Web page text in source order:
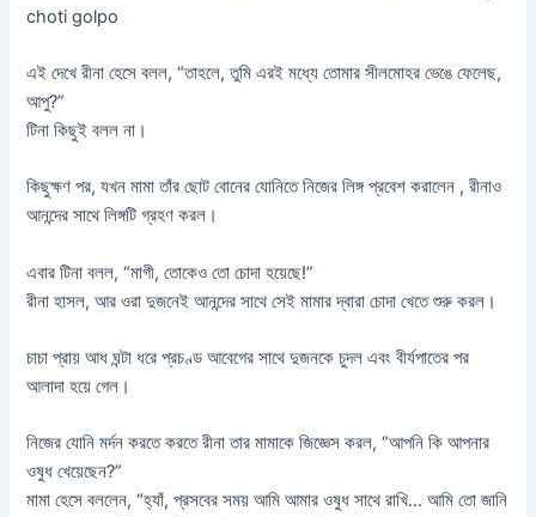
choti golpo
এই দেখে রীনা হেসে বলল, “তাহলে, তুমি এরই মধ্যে তোমার সীলমোহর ভেঙে ফেলেছ,
আপু?”
টিনা কিছুই বলল না।
কিছুক্ষণ পর, যখন মামা তাঁর ছোট বোনের যোনিতে নিজের লিঙ্গ প্রবেশ করালেন , রীনাও
আনন্দের সাথে লিঙ্গটি গ্রহণ করল।
এবার টিনা বলল, “মাগী, তোকেও তো চোদা হয়েছে!”
রীনা হাসল, আর ওরা দুজনেই আনন্দের সাথে সেই মামার দ্বারা চোদা খেতে শুরু করল।
চাচা প্রায় আধ ঘন্টা ধরে প্রচণ্ড আবেগের সাথে দুজনকে চুদল এবং বীর্যপাতের পর
আলাদা হয়ে গেল।
নিজের যোনি মর্দন করতে করতে রীনা তার মামাকে জিজ্ঞেস করল, “আপনি কি আপনার
ওষুধ খেয়েছেন?”
মামা হেসে বললেন, “হ্যাঁ, প্রসবের সময় আমি আমার ওষুধ সাথে রাখি… আমি তো জানি